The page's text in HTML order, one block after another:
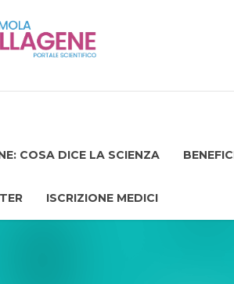
COSA DICE LA SCIENZA
ISCRIZIONE MEDICI